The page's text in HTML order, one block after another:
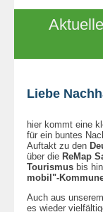
Liebe
hier kommt eine
für ein buntes
Auftakt zu den
über die ReMap
Tourismus bis
mobil"-
Auch aus
es wieder